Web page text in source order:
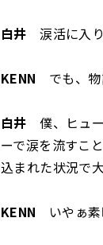
白井 涙活に入
KENN でも、物
白井 僕、ヒュ
ーで涙を流すこ
込まれた状況で
KENN いやぁ素